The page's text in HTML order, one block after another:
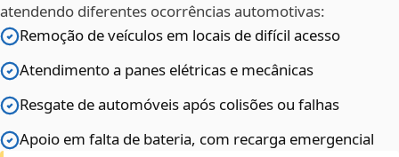
atendendo diferentes ocorrências automotivas:
Remoção de veículos em locais de difícil acesso
Atendimento a panes elétricas e mecânicas
Resgate de automóveis após colisões ou falhas
Apoio em falta de bateria, com recarga emergencial